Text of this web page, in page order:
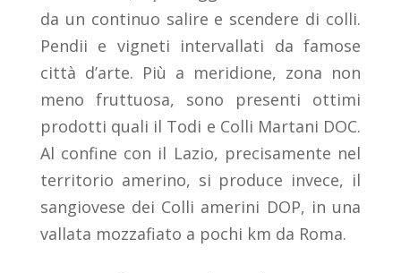
da un continuo salire e scendere di colli.
Pendii e vigneti intervallati da famose
città d’arte. Più a meridione, zona non
meno fruttuosa, sono presenti ottimi
prodotti quali il Todi e Colli Martani DOC.
Al confine con il Lazio, precisamente nel
territorio amerino, si produce invece, il
sangiovese dei Colli amerini DOP, in una
vallata mozzafiato a pochi km da Roma.